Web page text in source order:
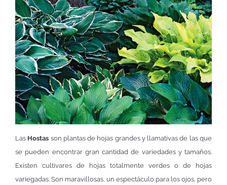
Las Hostas son plantas de hojas grandes y llamativas de las que
se pueden encontrar gran cantidad de variedades y tamaños.
Existen cultivares de hojas totalmente verdes o de hojas
variegadas. Son maravillosas, un espectáculo para los ojos, pero